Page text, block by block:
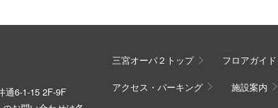
通6-1-15 2F-9F
三宮オーパ２トップ フロアガイド
アクセス・パーキング 施設案内